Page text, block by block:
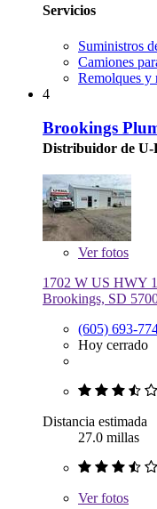
Servicios
Suministros
Camiones
Remolques y
4
Brookings
Distribuidor de U-
Verfotos
1702 W US HWY
Brookings, SD
(605) 693-
Hoy cerrado
Distancia estimada
27.0 millas
Verfotos